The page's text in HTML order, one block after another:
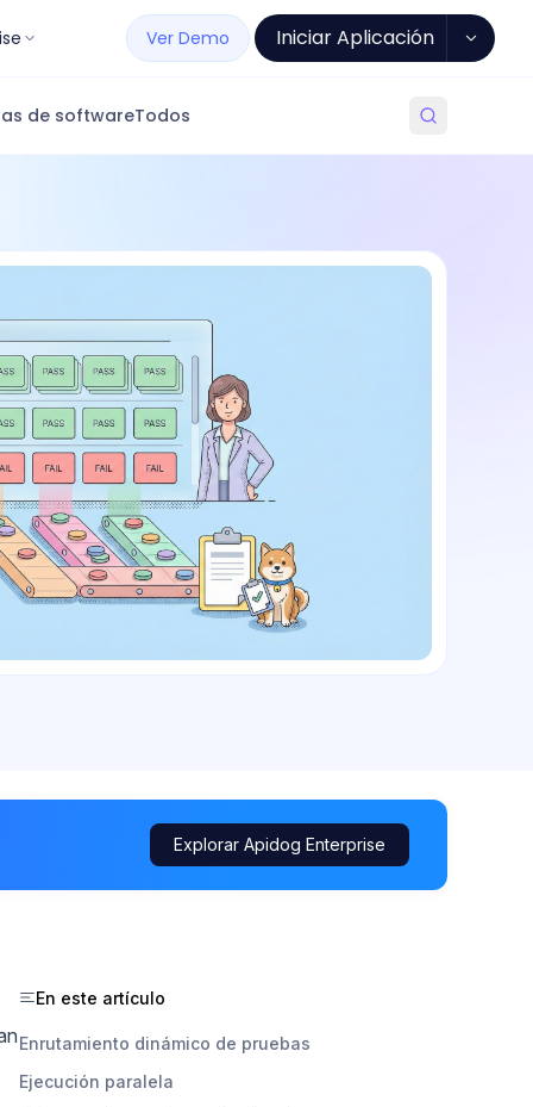
Ver Demo Iniciar Aplicación
de softwareTodos
Explorar Apidog Enterprise
En este artículo
Enrutamiento dinámico de pruebas
Ejecución paralela